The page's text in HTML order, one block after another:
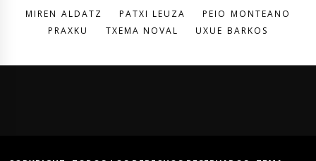
MIREN ALDATZ
PATXI LEUZA
PEIO MONTEANO
PRAXKU
TXEMA NOVAL UXUE BARKOS